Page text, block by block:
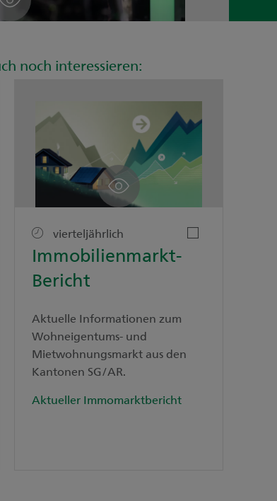
noch interessieren:
vierteljährlich
Immobilienmarkt-
Bericht
Aktuelle Informationen zum
Wohneigentums- und
Mietwohnungsmarkt aus den
Kantonen SG/AR.
Aktueller Immomarktbericht